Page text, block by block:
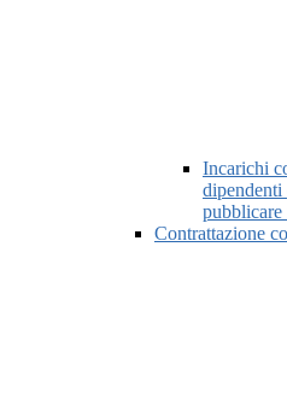
Incarichi
Contrattazione